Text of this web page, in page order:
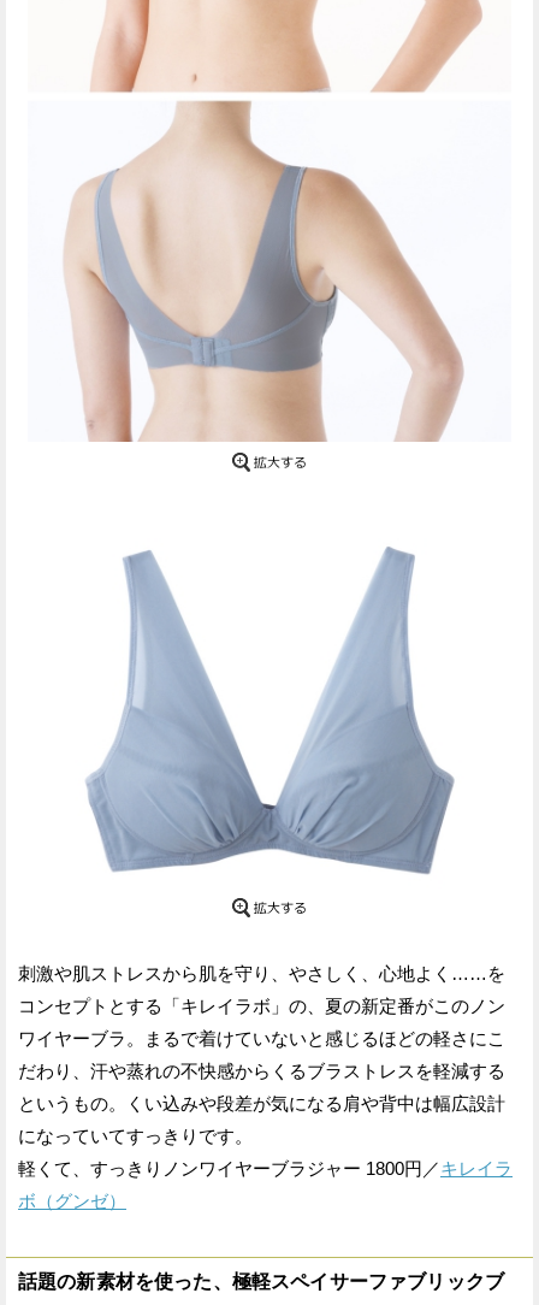
刺激や肌ストレスから肌を守り、やさしく、心地よく……を
コンセプトとする「キレイラボ」の、夏の新定番がこのノン
ワイヤーブラ。まるで着けていないと感じるほどの軽さにこ
だわり、汗や蒸れの不快感からくるブラストレスを軽減する
というもの。くい込みや段差が気になる肩や背中は幅広設計
になっていてすっきりです。
軽くて、すっきりノンワイヤーブラジャー 1800円／キレイラ
ボ（グンゼ）
話題の新素材を使った、極軽スペイサーファブリックブ